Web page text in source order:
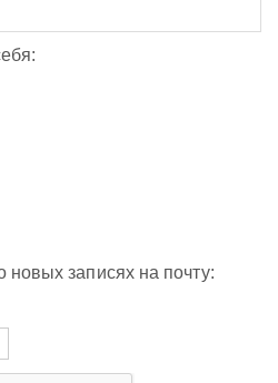
новых записях на почту: